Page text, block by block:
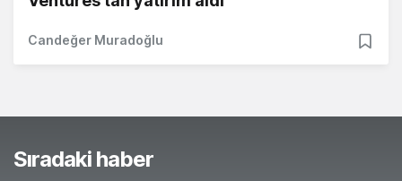
Candeğer Muradoğlu
Sıradaki haber